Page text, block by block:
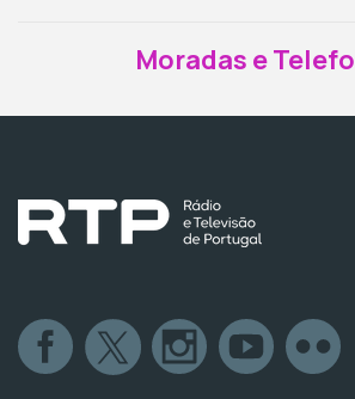
Moradas e